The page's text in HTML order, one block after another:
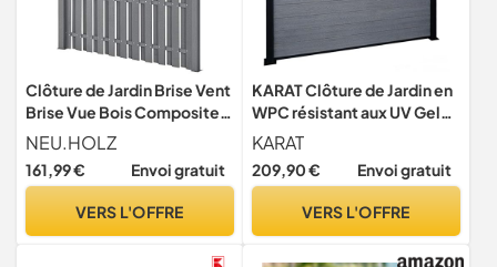
Clôture de Jardin Brise Vent
Brise Vue Bois Composite
(WPC) Gris 185 x 193 cm
NEU.HOLZ
161,99 € Envoi gratuit
VERS L'OFFRE
KARAT Clôture de Jardin en
WPC résistant aux UV Gel
Pluie Neige - Brise-Vue
avec poteaux en Aluminium
- Kit Complet Montage
Terrasse Garage (Ash Gris,
KARAT
209,90 € Envoi gratuit
VERS L'OFFRE